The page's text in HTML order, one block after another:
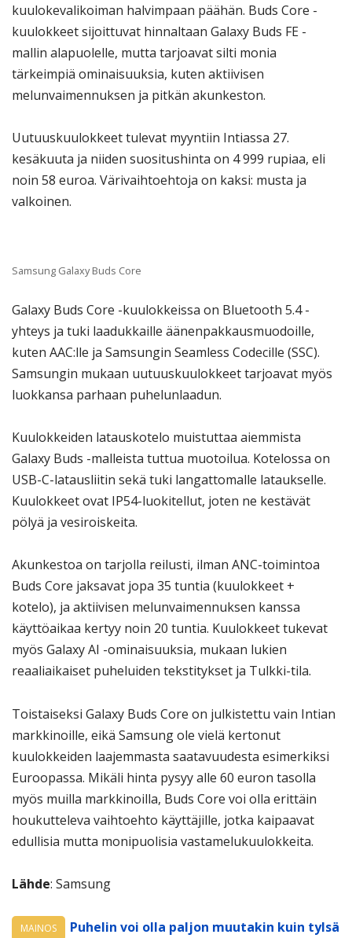
kuulokevalikoiman halvimpaan päähän. Buds Core -
kuulokkeet sijoittuvat hinnaltaan Galaxy Buds FE -
mallin alapuolelle, mutta tarjoavat silti monia
tärkeimpiä ominaisuuksia, kuten aktiivisen
melunvaimennuksen ja pitkän akunkeston.
Uutuuskuulokkeet tulevat myyntiin Intiassa 27.
kesäkuuta ja niiden suositushinta on 4 999 rupiaa, eli
noin 58 euroa. Värivaihtoehtoja on kaksi: musta ja
valkoinen.
Samsung Galaxy Buds Core
Galaxy Buds Core -kuulokkeissa on Bluetooth 5.4 -
yhteys ja tuki laadukkaille äänenpakkausmuodoille,
kuten AAC:lle ja Samsungin Seamless Codecille (SSC).
Samsungin mukaan uutuuskuulokkeet tarjoavat myös
luokkansa parhaan puhelunlaadun.
Kuulokkeiden latauskotelo muistuttaa aiemmista
Galaxy Buds -malleista tuttua muotoilua. Kotelossa on
USB-C-latausliitin sekä tuki langattomalle lataukselle.
Kuulokkeet ovat IP54-luokitellut, joten ne kestävät
pölyä ja vesiroiskeita.
Akunkestoa on tarjolla reilusti, ilman ANC-toimintoa
Buds Core jaksavat jopa 35 tuntia (kuulokkeet +
kotelo), ja aktiivisen melunvaimennuksen kanssa
käyttöaikaa kertyy noin 20 tuntia. Kuulokkeet tukevat
myös Galaxy AI -ominaisuuksia, mukaan lukien
reaaliaikaiset puheluiden tekstitykset ja Tulkki-tila.
Toistaiseksi Galaxy Buds Core on julkistettu vain Intian
markkinoille, eikä Samsung ole vielä kertonut
kuulokkeiden laajemmasta saatavuudesta esimerkiksi
Euroopassa. Mikäli hinta pysyy alle 60 euron tasolla
myös muilla markkinoilla, Buds Core voi olla erittäin
houkutteleva vaihtoehto käyttäjille, jotka kaipaavat
edullisia mutta monipuolisia vastamelukuulokkeita.
Lähde: Samsung
MAINOS Puhelin voi olla paljon muutakin kuin tylsä